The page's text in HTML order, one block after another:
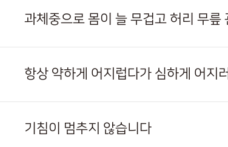
과체중으로 몸이 늘 무겁고 허리 무릎
항상 약하게 어지럽다가 심하게 어지
기침이 멈추지 않습니다